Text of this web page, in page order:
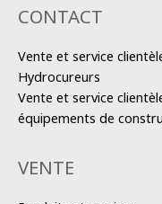
CONTACT
Vente et service
Hydrocureurs
Vente et service
équipements de
VENTE